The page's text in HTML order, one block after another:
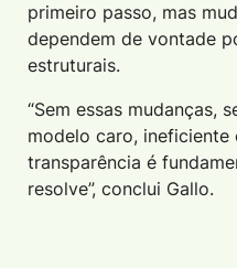
primeiro passo, mas
dependem de vontade
estruturais.
“Sem essas mudanças,
modelo caro, ineficiente
transparência é
resolve”, conclui Gallo.